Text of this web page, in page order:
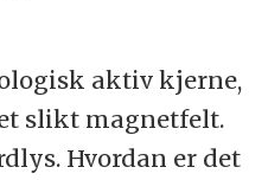
aktiv kjerne,
slikt magnetfelt.
Hvordan er det